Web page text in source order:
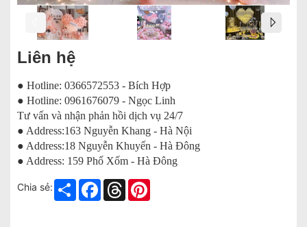
Liên hệ
● Hotline: 0366572553 - Bích Hợp
● Hotline: 0961676079 - Ngọc Linh
Tư vấn và nhận phản hồi dịch vụ 24/7
● Address:163 Nguyễn Khang - Hà Nội
● Address:18 Nguyễn Khuyến - Hà Đông
● Address: 159 Phố Xốm - Hà Đông
Chia sẻ: Share Facebook
Threads